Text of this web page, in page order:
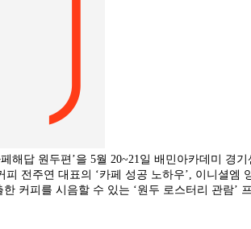
답 원두편’을 5월 20~21일 배민아카데미 경
전주연 대표의 ‘카페 성공 노하우’, 이니셜엠
커피를 시음할 수 있는 ‘원두 로스터리 관람’